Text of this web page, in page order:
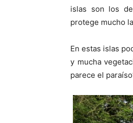
islas son los
protege mucho
En estas islas
y mucha
parece el